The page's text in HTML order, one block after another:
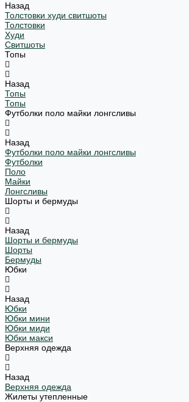
Назад
Толстовки худи свитшоты
Толстовки
Худи
Свитшоты
Топы
Назад
Топы
Топы
Футболки поло майки лонгсливы
Назад
Футболки поло майки лонгсливы
Футболки
Поло
Майки
Лонгсливы
Шорты и бермуды
Назад
Шорты и бермуды
Шорты
Бермуды
Юбки
Назад
Юбки
Юбки мини
Юбки миди
Юбки макси
Верхняя одежда
Назад
Верхняя одежда
Жилеты утепленные